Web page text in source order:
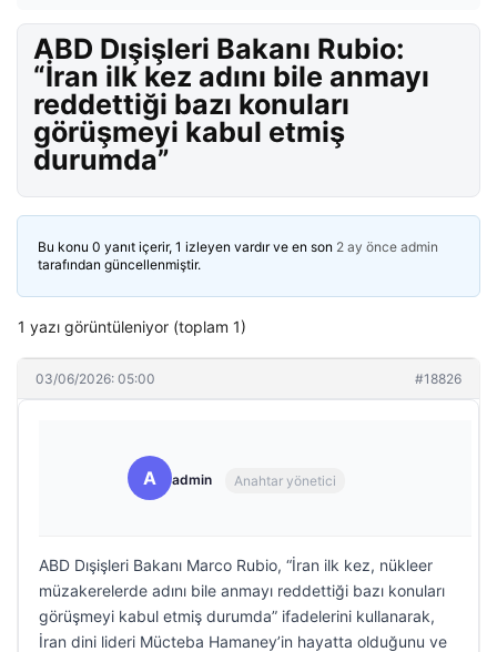
ABD Dışişleri Bakanı Rubio:
“İran ilk kez adını bile anmayı
reddettiği bazı konuları
görüşmeyi kabul etmiş
durumda”
Bu konu 0 yanıt içerir, 1 izleyen vardır ve en son 2 ay önce admin
tarafından güncellenmiştir.
1 yazı görüntüleniyor (toplam 1)
03/06/2026: 05:00 #18826
A admin Anahtar yönetici
ABD Dışişleri Bakanı Marco Rubio, “İran ilk kez, nükleer
müzakerelerde adını bile anmayı reddettiği bazı konuları
görüşmeyi kabul etmiş durumda” ifadelerini kullanarak,
İran dini lideri Mücteba Hamaney’in hayatta olduğunu ve